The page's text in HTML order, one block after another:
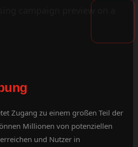
Zugang zu einem großen Teil der
Millionen von potenziellen
und Nutzer in